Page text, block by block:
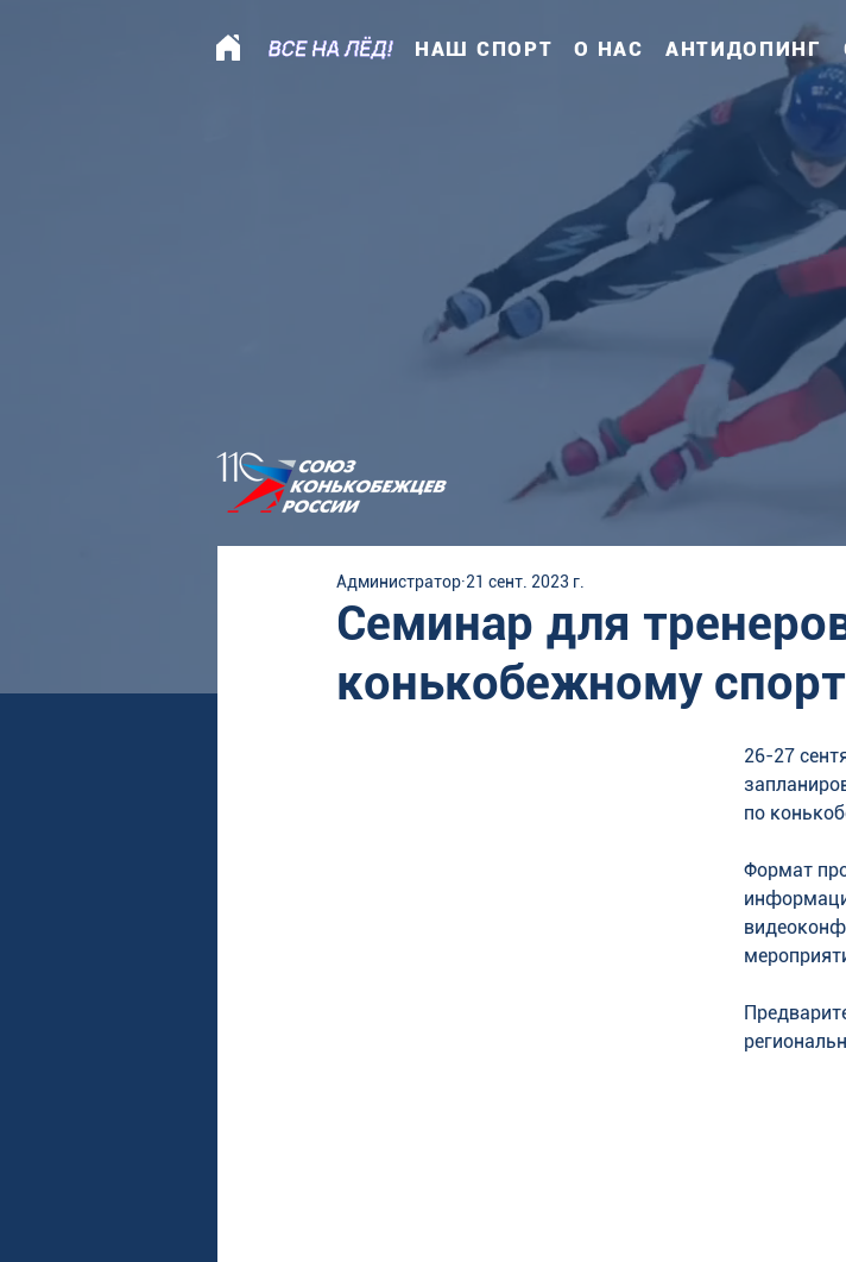
НАШ СПОРТ О НАС АНТИДОПИНГ
Семинар для
конькобежному
Администратор 21 сент. 2023 г.
26-27
по
Формат